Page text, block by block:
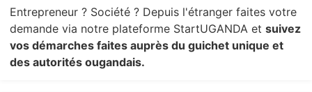
Entrepreneur ? Société ? Depuis l'étranger faites votre
demande via notre plateforme StartUGANDA et suivez
vos démarches faites auprès du guichet unique et
des autorités ougandais.